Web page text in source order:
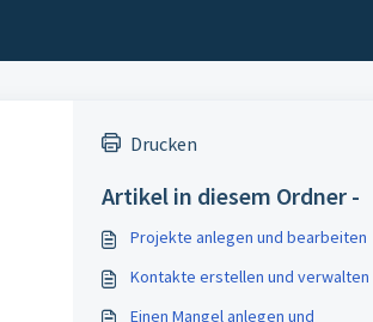
Drucken
Artikel in diesem Ordner -
Projekte anlegen und bearbeiten
Kontakte erstellen und verwalten
Einen Mangel anlegen und